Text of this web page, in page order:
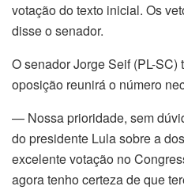
votação do texto inicial. Os
disse o senador.
O senador Jorge Seif (PL-
oposição reunirá o número
— Nossa prioridade, sem
do presidente Lula sobre a
excelente votação no
agora tenho certeza de que